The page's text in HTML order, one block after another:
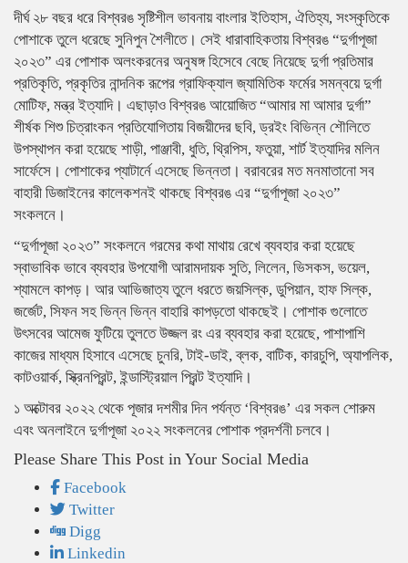
দীর্ঘ ২৮ বছর ধরে বিশ্বরঙ সৃষ্টিশীল ভাবনায় বাংলার ইতিহাস, ঐতিহ্য, সংস্কৃতিকে
পোশাকে তুলে ধরেছে সুনিপুন শৈলীতে। সেই ধারাবাহিকতায় বিশ্বরঙ “দুর্গাপূজা
২০২৩” এর পোশাক অলংকরনের অনুষঙ্গ হিসেবে বেছে নিয়েছে দুর্গা প্রতিমার
প্রতিকৃতি, প্রকৃতির নান্দনিক রূপের গ্রাফিক্যাল জ্যামিতিক ফর্মের সমন্বয়ে দুর্গা
মোটিফ, মন্ত্র ইত্যাদি। এছাড়াও বিশ্বরঙ আয়োজিত “আমার মা আমার দুর্গা”
শীর্ষক শিশু চিত্রাংকন প্রতিযোগিতায় বিজয়ীদের ছবি, ড্রইং বিভিন্ন শৌলিতে
উপস্থাপন করা হয়েছে শাড়ী, পাঞ্জাবী, ধুতি, থ্রিপিস, ফতুয়া, শার্ট ইত্যাদির মলিন
সার্ফেসে। পোশাকের প্যাটার্নে এসেছে ভিন্নতা। বরাবরের মত মনমাতানো সব
বাহারী ডিজাইনের কালেকশনই থাকছে বিশ্বরঙ এর “দুর্গাপূজা ২০২৩”
সংকলনে।
“দুর্গাপূজা ২০২৩” সংকলনে গরমের কথা মাথায় রেখে ব্যবহার করা হয়েছে
স্বাভাবিক ভাবে ব্যবহার উপযোগী আরামদায়ক সুতি, লিলেন, ভিসকস, ভয়েল,
শ্যামলে কাপড়। আর আভিজাত্য তুলে ধরতে জয়সিল্ক, ডুপিয়ান, হাফ সিল্ক,
জর্জেট, সিফন সহ ভিন্ন ভিন্ন বাহারি কাপড়তো থাকছেই। পোশাক গুলোতে
উৎসবের আমেজ ফুটিয়ে তুলতে উজ্জল রং এর ব্যবহার করা হয়েছে, পাশাপাশি
কাজের মাধ্যম হিসাবে এসেছে চুনরি, টাই-ডাই, ব্লক, বাটিক, কারচুপি, অ্যাপলিক,
কাটওয়ার্ক, স্ক্রিনপ্রিন্ট, ইন্ডাস্ট্রিয়াল প্রিন্ট ইত্যাদি।
১ অক্টোবর ২০২২ থেকে পূজার দশমীর দিন পর্যন্ত ‘বিশ্বরঙ’ এর সকল শোরুম
এবং অনলাইনে দুর্গাপূজা ২০২২ সংকলনের পোশাক প্রদর্শনী চলবে।
Please Share This Post in Your Social Media
Facebook
Twitter
Digg
Linkedin